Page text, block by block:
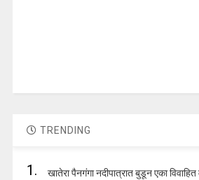
TRENDING
1. खातेरा पैनगंगा नदीपात्रात बुडून एका